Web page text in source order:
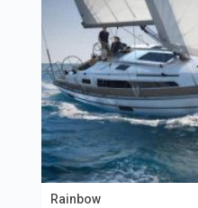
Rainbow